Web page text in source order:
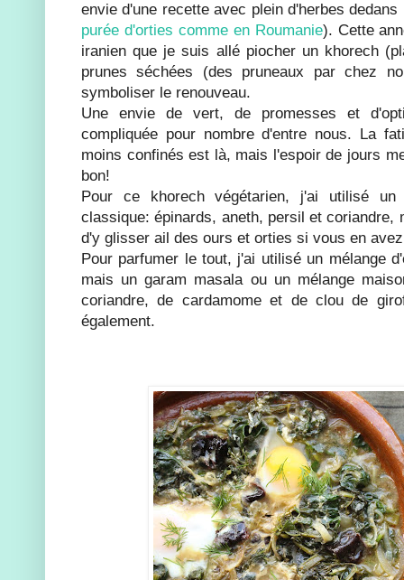
envie d'une recette avec plein d'herbes
purée d'orties comme en Roumanie). Cette
iranien que je suis allé piocher un khorech
prunes séchées (des pruneaux par chez
symboliser le renouveau.
Une envie de vert, de promesses et
compliquée pour nombre d'entre nous. La
moins confinés est là, mais l'espoir de jours
bon!
Pour ce khorech végétarien, j'ai utilisé un
classique: épinards, aneth, persil et coriandre,
d'y glisser ail des ours et orties si vous en
Pour parfumer le tout, j'ai utilisé un mélange
mais un garam masala ou un mélange
coriandre, de cardamome et de clou de
également.